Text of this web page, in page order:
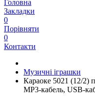
Головна
Закладки
0
Порівняти
0
Контакти
Музичні іграшки
Караоке 5021 (12/2)
MP3-кабель, USB-